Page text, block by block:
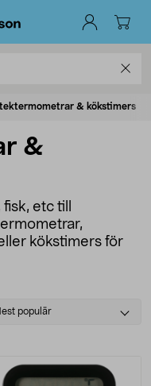
& kökstimers
&
etc till
kökstimers för
populär